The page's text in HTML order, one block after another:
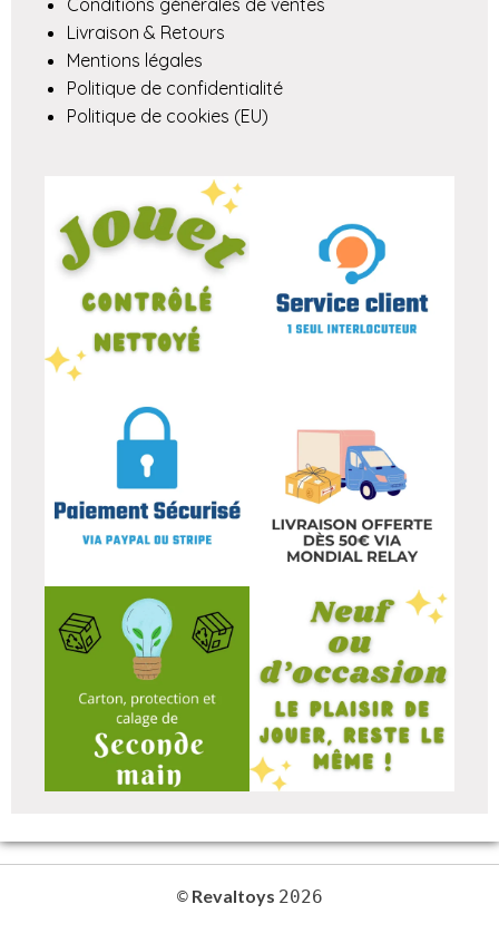
Conditions générales de ventes
Livraison & Retours
Mentions légales
Politique de confidentialité
Politique de cookies (EU)
© Revaltoys 2026